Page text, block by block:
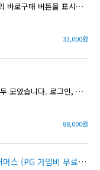
우커머스 쇼핑몰에서 상품의 바로구매 버튼을 표시할 수 있습니다.
33,000원
워드프레스 필수 기능을 모두 모았습니다. 로그인, 회원가입, 정기배송, 정기구독, 정기결제, 소셜로그인, SMS 문자 등 모든 기능이 포함된 플러그인입니다.
88,000원
코스모스팜 페이 for 우커머스 (PG 가입비 무료 이벤트)